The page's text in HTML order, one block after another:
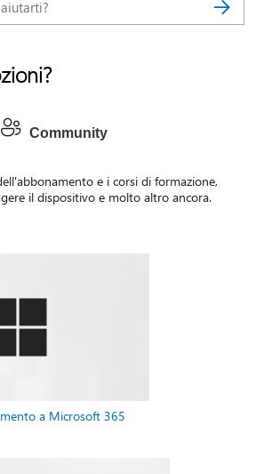
Community
e i corsi di formazione,
il dispositivo e molto altro ancora.
a Microsoft 365